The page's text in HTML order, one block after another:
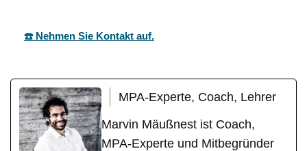
☎️ Nehmen Sie Kontakt auf.
MPA-Experte, Coach, Lehrer
Marvin Mäußnest ist Coach,
MPA-Experte und Mitbegründer